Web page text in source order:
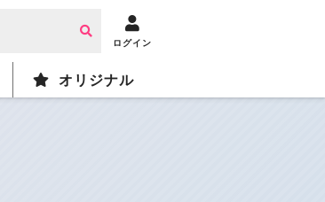
ログイン
オリジナル